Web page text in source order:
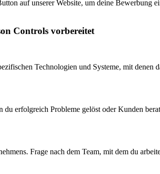
auf unserer Website, um deine Bewerbung
Controls vorbereitet
Technologien und Systeme, mit
erfolgreich Probleme gelöst oder Kunden
Frage nach dem Team, mit dem du